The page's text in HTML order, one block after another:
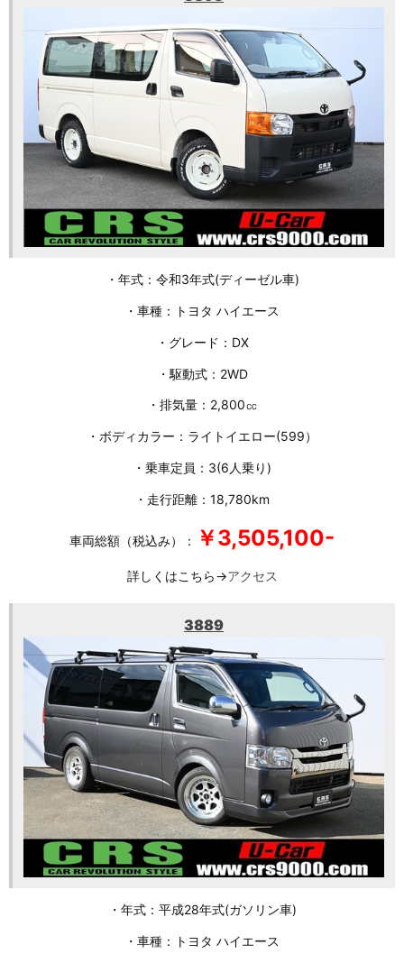
・年式：令和3年式(ディーゼル車)
・車種：トヨタ ハイエース
・グレード：DX
・駆動式：2WD
・排気量：2,800㏄
・ボディカラー：ライトイエロー(599）
・乗車定員：3(6人乗り)
・走行距離：18,780km
車両総額（税込み）： ￥3,505,100-
詳しくはこちら→アクセス
3889
・年式：平成28年式(ガソリン車)
・車種：トヨタ ハイエース